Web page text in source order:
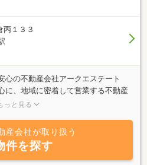
丙１３３
心の不動産会社アークエステート
に、地域に密着して営業する不動産
り歩いて３分、ＪＲ朝倉駅構内に店
！★高知大学、平成福祉専門学校等
扱っております。★合格前の予約も
、ファミリー向け物件もお気軽にお
面マンション、アパート、貸家、
っと見る
産会社が取り扱う
件を探す